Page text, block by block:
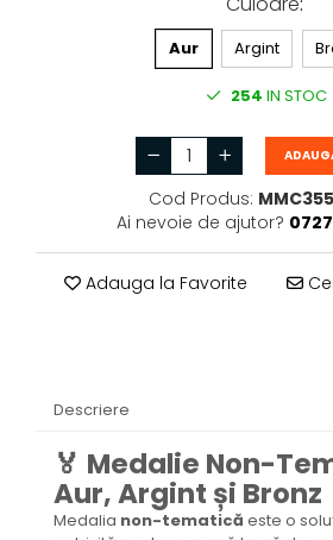
Aur Argint
254 IN STOC
Cod Produs:
Ai nevoie de ajutor?
Adauga la Favorite
Descriere
🏅 Medalie Non-
Aur, Argint și Bronz
Medalia non-tematică este o